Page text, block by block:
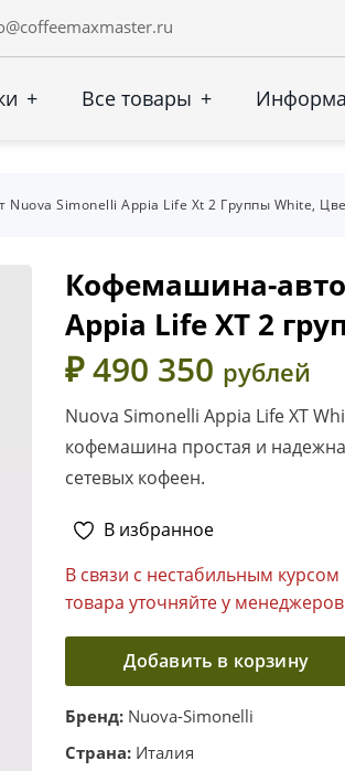
+ Все товары +
Simonelli Appia Life Xt 2 Группы White,
Кофемашина-
Appia Life XT 2
₽ 490 350 рублей
Nuova Simonelli Appia Life XT
кофемашина простая и
сетевых кофеен.
В избранное
В связи с нестабильным
товара уточняйте у
Добавить в корзину
Бренд: Nuova-Simonelli
Страна: Италия